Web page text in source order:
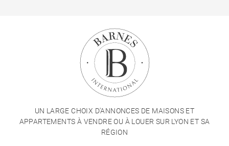
UN LARGE CHOIX D'ANNONCES DE MAISONS ET
APPARTEMENTS À VENDRE OU À LOUER SUR LYON ET SA
RÉGION